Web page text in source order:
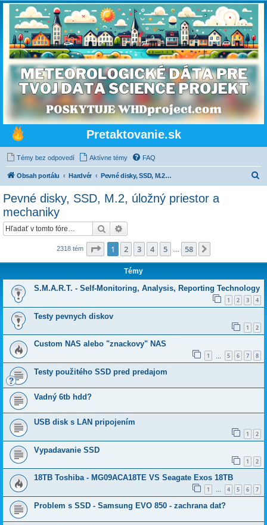
Pretaktovanie.sk
Témy bez odpovedí Aktívne témy FAQ
Obsah portálu Hardvér Pevné disky, SSD, M.2, úložný priestor a mechaniky
Pevné disky, SSD, M.2, úložný priestor a
mechaniky
Hľadať
2318 tém Strana z58
1 2 3 4 5 58
Témy
S.M.A.R.T. - Self-Monitoring, Analysis, Reporting Technology
1 2 3 4
Testy pevnych diskov
1 2
Custom NAS alebo "znackovy" NAS
1 5 6 7 8
Testy použitého SSD pred predajom
Vadný 6tb hdd?
USB disk s LAN pripojením
1 2
Vypadavanie SSD
1 2
18TB Toshiba - MG09ACA18TE VS Seagate Exos 18TB
1 … 4 5 6 7
Problem s SSD - Samsung EVO 850 - zachrana dat?